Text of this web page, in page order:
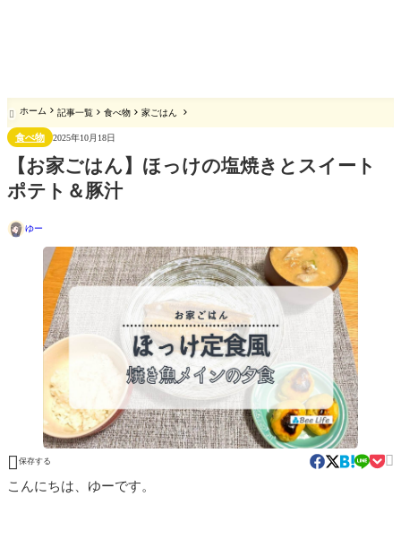
 ホーム 記事一覧 食べ物 家ごはん
食べ物 2025年10月18日
【お家ごはん】ほっけの塩焼きとスイート
ポテト＆豚汁
ゆー
 保存する 
こんにちは、ゆーです。